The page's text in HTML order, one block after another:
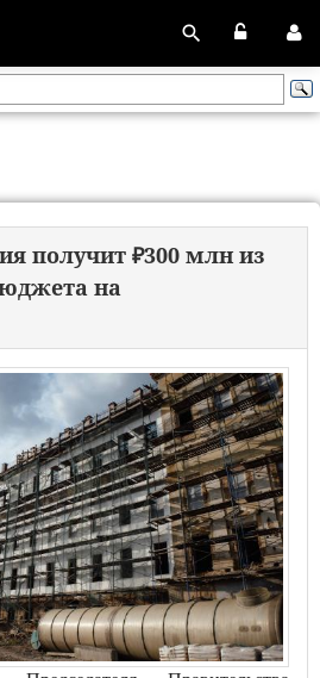
получит ₽300 млн из
на